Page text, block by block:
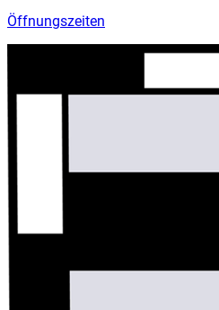
Öffnungszeiten